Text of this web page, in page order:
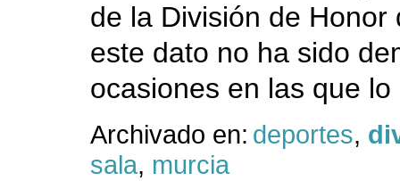
de la División de
este dato no ha sido
ocasiones en las que
Archivado en: deportes,
sala, murcia